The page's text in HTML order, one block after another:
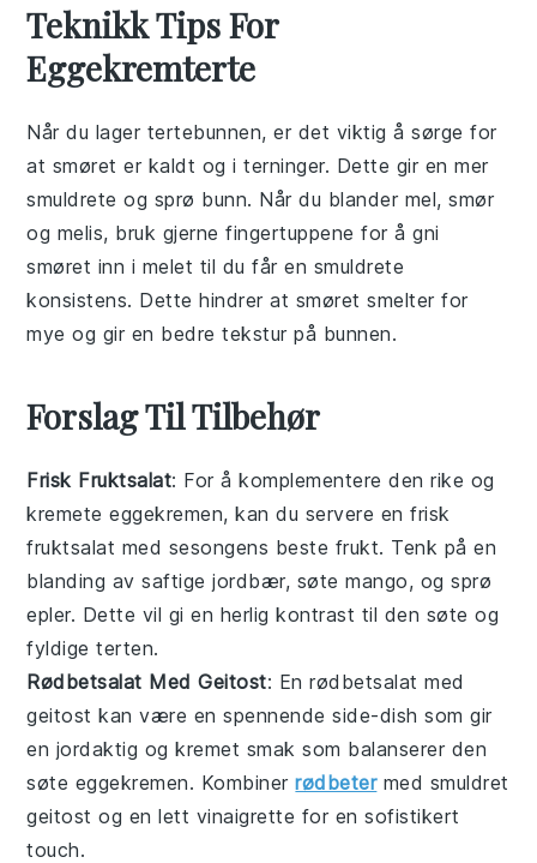
Teknikk Tips For
Eggekremterte
Når du lager tertebunnen, er det viktig å sørge for
at smøret er kaldt og i terninger. Dette gir en mer
smuldrete og sprø bunn. Når du blander mel,smør
og melis, bruk gjerne fingertuppene for å gni
smøret inn i melet til du får en smuldrete
konsistens. Dette hindrer at smøret smelter for
mye og gir en bedre tekstur på bunnen.
Forslag Til Tilbehør
Frisk Fruktsalat: For å komplementere den rike og
kremeteeggekremen, kan du servere enfrisk
fruktsalat med sesongens beste frukt. Tenk på en
blanding av saftigejordbær, søtemango, og sprø
epler. Dette vil gi en herlig kontrast til den søte og
fyldigeterten.
Rødbetsalat Med Geitost: Enrødbetsalat med
geitost kan være en spennende side-dish som gir
en jordaktig og kremet smak som balanserer den
søte eggekremen. Kombinerrødbetermed smuldret
geitost og en lett vinaigrette for en sofistikert
touch.